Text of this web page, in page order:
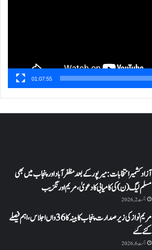
01:07:55
آزاد کشمیر انتخابات: میرپور کے بعد مظفرآباد اور پنجاب میں بھی
مسلم لیگ (ن) کی کامیابی کا دعویٰ، مریم اورنگزیب
اگست 2, 2026
مریم نواز کی زیر صدارت پنجاب کابینہ کا 36واں اجلاس،اہم فیصلے
کئے گئے
اگست 6, 2026